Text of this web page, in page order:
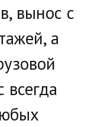
вынос с
а
всегда